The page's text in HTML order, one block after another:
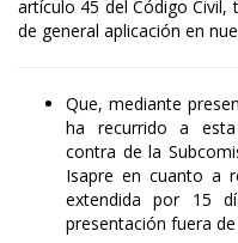
artículo 45 del Código
de general aplicación en
Que, mediante
ha recurrido a esta
contra de la
Isapre en cuanto a
extendida por 15
presentación fuera